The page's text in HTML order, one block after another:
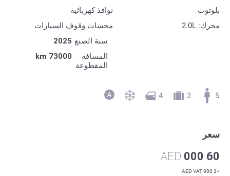
بلوتوث
محرك: 2.0L
نوافذ كهربائية
مجسات وقوف السيارات
سنة الصنع 2025
المسافة
المقطوعة
73000 km
5
2
4
سعر
60 000
AED
+3 000 AED VAT